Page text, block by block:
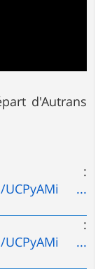
d'Autrans
:
UCPyAMi ...
:
UCPyAMi ...